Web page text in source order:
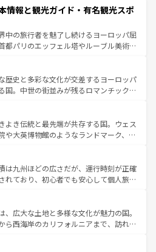
リアで、忘れられない旅をしてみよう！
リア情報は
国では、情熱的なフラメンコ、熱気あふ
美味しいタパスが生活の一部となってい
ドの洗練された雰囲気や、バルセロナの
角から、地方では古代ローマ遺跡や中世
て風土や気候が異なるスペインはその個
性で訪れる人を魅了する。 なお、新着のスペイン情報は コ
照してほしい。
情報と観光ガイド・有名観光スポ
中の旅行者を魅了し続けるヨーロッパ屈
都パリのエッフェル塔やルーブル美術館
詰まっている。華麗な宮殿、歴史的な大
チ、そして豊かな自然が、訪れる者を心
た、フランスは美食の国としても知ら
の発祥地であるランス、プロヴァンスの
ー畑など、多彩な楽しみ方が可能だ。さ
地域にも魅力が溢れており、どの街角に
ぶとそれぞれで全く異なる文化を体験で
だろう。 なお、新着のフランス情報はコンテンツ一覧
。
歴史と多彩な文化が交差するヨーロッパ
国。中世の街並みが残るロマンチック街
、どこを歩いても飽きることがない。ベ
気、バイエルン州のアルプスの絶景、そ
のワイン畑といった風景は必見。ビール
ひ体験してほしい。 なお、新着の
テンツ一覧を参照してほしい。
よき伝統と最先端が共存する国。ウェス
や大英博物館のようなランドマーク、歴
魅力がある。また、優雅なアフタヌーン
きにはたまらない英国パブ、サッカー観
らこそできる体験も豊富。イギリスを旅
てほしい。
は九州ほどの広さだが、運行時刻が正確
れており、初心者でも安心して個人旅行
残る町や、スイスならではのユニークな
ルプス観光だけでなく町歩きも満喫する
民の所得が高いため物価も高いが、旅行
光を楽しむこともできる。 なお、新
、広大な土地と多様な文化が魅力の国。
ら西海岸のカリフォルニアまで、訪れる
は、観光、ショッピング、エンターテイ